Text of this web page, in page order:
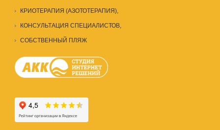
КРИОТЕРАПИЯ (АЗОТОТЕРАПИЯ),
КОНСУЛЬТАЦИЯ СПЕЦИАЛИСТОВ
СОБСТВЕННЫЙ ПЛЯЖ